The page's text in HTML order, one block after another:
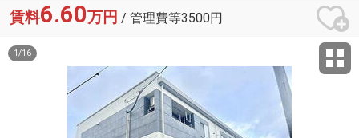
賃料6.60万円 / 管理費等3500円
1 /16